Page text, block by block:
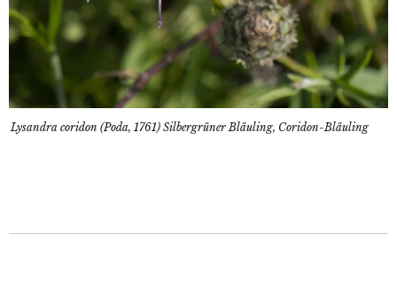
Lysandra coridon (Poda, 1761) Silbergrüner Bläuling, Coridon-Bläuling